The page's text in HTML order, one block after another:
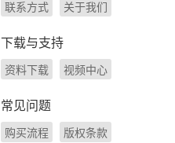
联系方式 关于我们
下载与支持
资料下载 视频中心
常见问题
购买流程 版权条款